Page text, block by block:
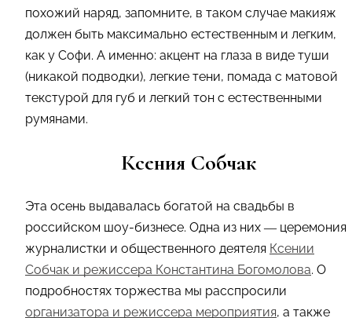
похожий наряд, запомните, в таком случае макияж
должен быть максимально естественным и легким,
как у Софи. А именно: акцент на глаза в виде туши
(никакой подводки), легкие тени, помада с матовой
текстурой для губ и легкий тон с естественными
румянами.
Ксения Собчак
Эта осень выдавалась богатой на свадьбы в
российском шоу-бизнесе. Одна из них — церемония
журналистки и общественного деятеля Ксении
Собчак и режиссера Константина Богомолова. О
подробностях торжества мы расспросили
организатора и режиссера мероприятия, а также